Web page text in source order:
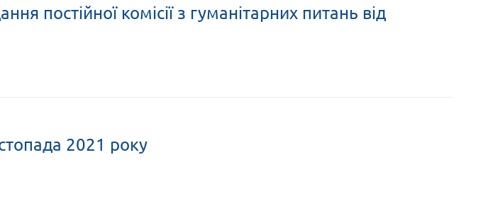
постійної комісії з гуманітарних питань від
2021 року